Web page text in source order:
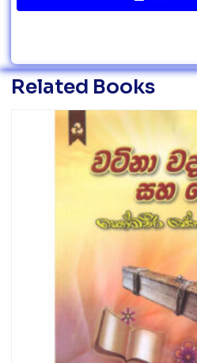
Related Books